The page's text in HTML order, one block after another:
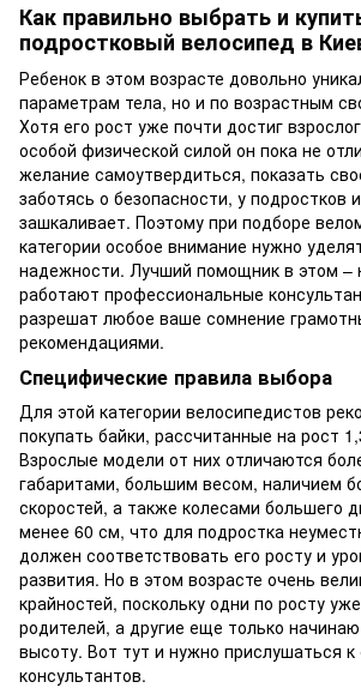
Как правильно выбрать и
подростковый велосипед в
Ребенок в этом возрасте довольно
параметрам тела, но и по возрастным
Хотя его рост уже почти достиг
особой физической силой он пока не
желание самоутвердиться, показать
заботясь о безопасности, у подростков
зашкаливает. Поэтому при подборе
категории особое внимание нужно
надежности. Лучший помощник в этом –
работают профессиональные
разрешат любое ваше сомнение
рекомендациями.
Специфические правила выбора
Для этой категории велосипедистов
покупать байки, рассчитанные на рост
Взрослые модели от них отличаются
габаритами, большим весом, наличием
скоростей, а также колесами большего
менее 60 см, что для подростка
должен соответствовать его росту и
развития. Но в этом возрасте очень
крайностей, поскольку одни по росту
родителей, а другие еще только
высоту. Вот тут и нужно прислушаться
консультантов.